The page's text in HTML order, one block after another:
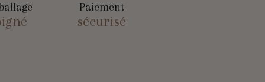
Paiement
sécurisé